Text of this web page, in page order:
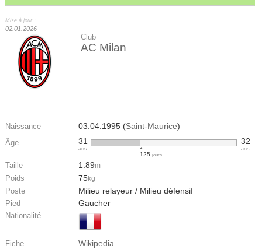
Mise à jour :
02.01.2026
Club
AC Milan
Naissance 03.04.1995 (Saint-Maurice)
Âge 31
ans
125 jours
32
ans
Taille 1.89m
Poids 75kg
Poste Milieu relayeur / Milieu défensif
Pied Gaucher
Nationalité
Fiche Wikipedia